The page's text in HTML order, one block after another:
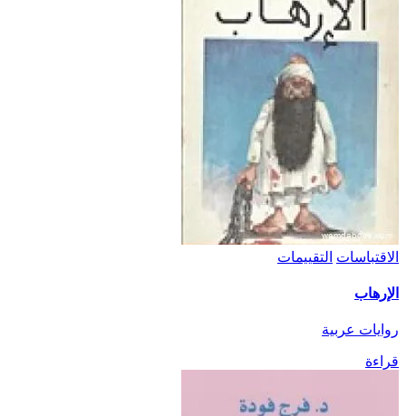
الاقتباسات التقييمات
الإرهاب
روايات عربية
قراءة